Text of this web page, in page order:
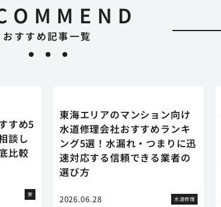
おすすめ記事一覧
すめ5
談し
比較
家
東海エリアのマンション向け
水道修理会社おすすめランキ
ング5選！水漏れ・つまりに迅
速対応する信頼できる業者の
選び方
2026.06.28 水道修理